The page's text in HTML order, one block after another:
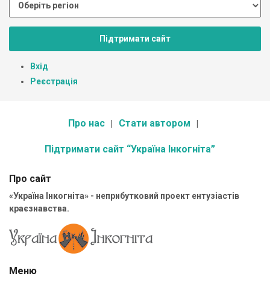
Підтримати сайт
Вхід
Реєстрація
Про нас Стати автором
Підтримати сайт “Україна Інкогніта”
Про сайт
«Україна Інкогніта» - неприбутковий проект ентузіастів
краєзнавства.
Меню